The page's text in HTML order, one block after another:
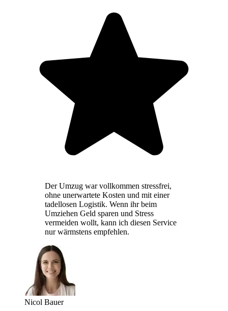
Der Umzug war vollkommen stressfrei,
ohne unerwartete Kosten und mit einer
tadellosen Logistik. Wenn ihr beim
Umziehen Geld sparen und Stress
vermeiden wollt, kann ich diesen Service
nur wärmstens empfehlen.
Nicol Bauer